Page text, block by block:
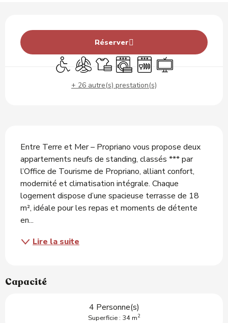
Réserver
Accès handicapés
Air conditionné
Draps et linge
Lave lingeLave vaisselle
Télévision
+ 26 autre(s) prestation(s)
Entre Terre et Mer – Propriano vous propose deux
appartements neufs de standing, classés *** par
l’Office de Tourisme de Propriano, alliant confort,
modernité et climatisation intégrale. Chaque
logement dispose d’une spacieuse terrasse de 18
m², idéale pour les repas et moments de détente
en...
Lire la suite
Capacité
4 Personne(s)
Superficie : 34 m2